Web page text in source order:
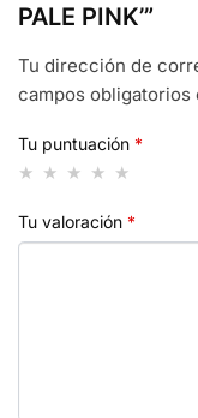
PALE PINK’”
Tu dirección de
campos obligatorios
Tu puntuación *
Tu valoración *